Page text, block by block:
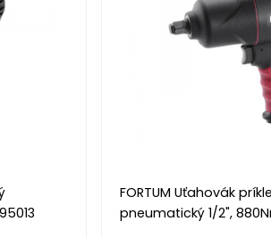
FORTUM Uťahovák
pneumatický 1/2",